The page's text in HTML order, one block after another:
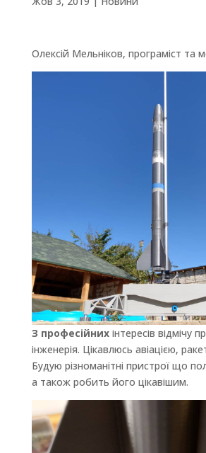
Олексій Мельніков, програміст та
З професійнихінтересів відмічу
інженерія. Цікавлюсь авіацією,
Будую різноманітні пристрої що
а також робить його цікавішим.